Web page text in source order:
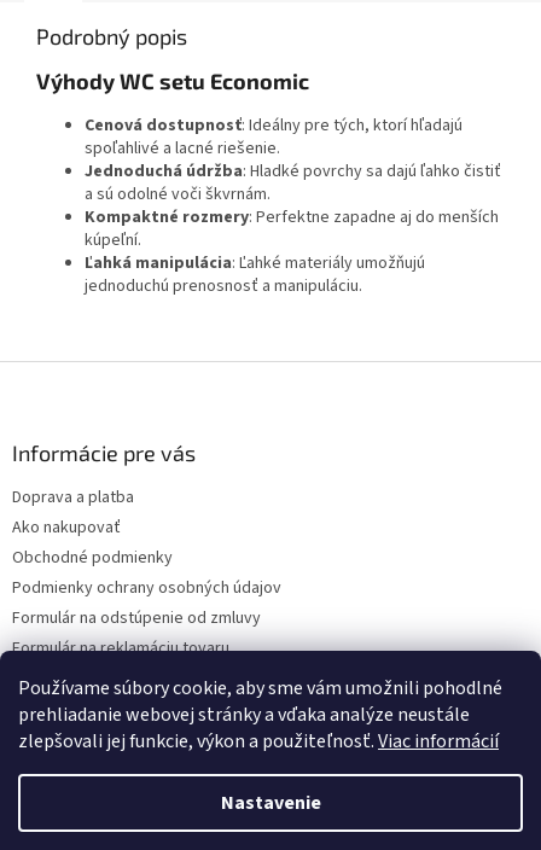
Používame súbory cookie, aby sme vám umožnili pohodlné
prehliadanie webovej stránky a vďaka analýze neustále
zlepšovali jej funkcie, výkon a použiteľnosť.Viac informácií
Nastavenie
Podrobný popis
Výhody WC setu Economic
Cenová dostupnosť: Ideálny pre tých, ktorí hľadajú
spoľahlivé a lacné riešenie.
Jednoduchá údržba: Hladké povrchy sa dajú ľahko čistiť
a sú odolné voči škvrnám.
Kompaktné rozmery: Perfektne zapadne aj do menších
kúpeľní.
Ľahká manipulácia: Ľahké materiály umožňujú
jednoduchú prenosnosť a manipuláciu.
Informácie pre vás
Doprava a platba
Ako nakupovať
Obchodné podmienky
Podmienky ochrany osobných údajov
Formulár na odstúpenie od zmluvy
Formulár na reklamáciu tovaru
Kontakty